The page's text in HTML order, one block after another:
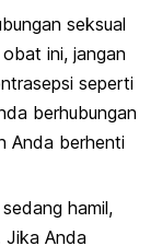
seksual
ini, jangan
seperti
berhubungan
Anda berhenti
hamil,
Jika Anda